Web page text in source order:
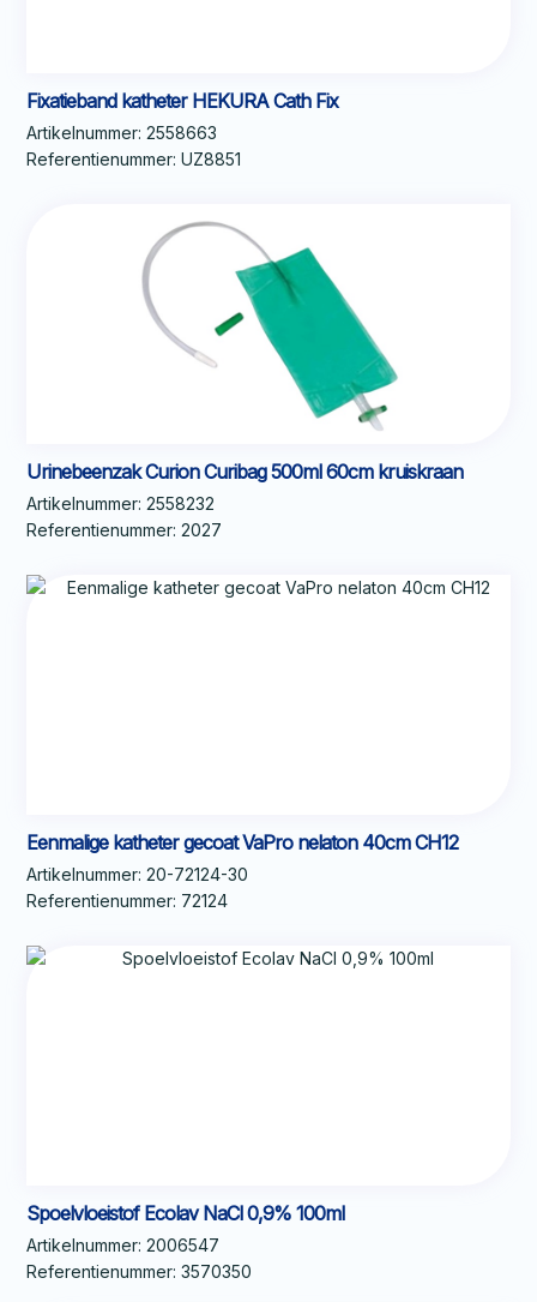
Fixatieband katheter HEKURA Cath Fix
Artikelnummer: 2558663
Referentienummer: UZ8851
Urinebeenzak Curion Curibag 500ml 60cm kruiskraan
Artikelnummer: 2558232
Referentienummer: 2027
Eenmalige katheter gecoat VaPro nelaton 40cm CH12
Artikelnummer: 20-72124-30
Referentienummer: 72124
Spoelvloeistof Ecolav NaCl 0,9% 100ml
Artikelnummer: 2006547
Referentienummer: 3570350